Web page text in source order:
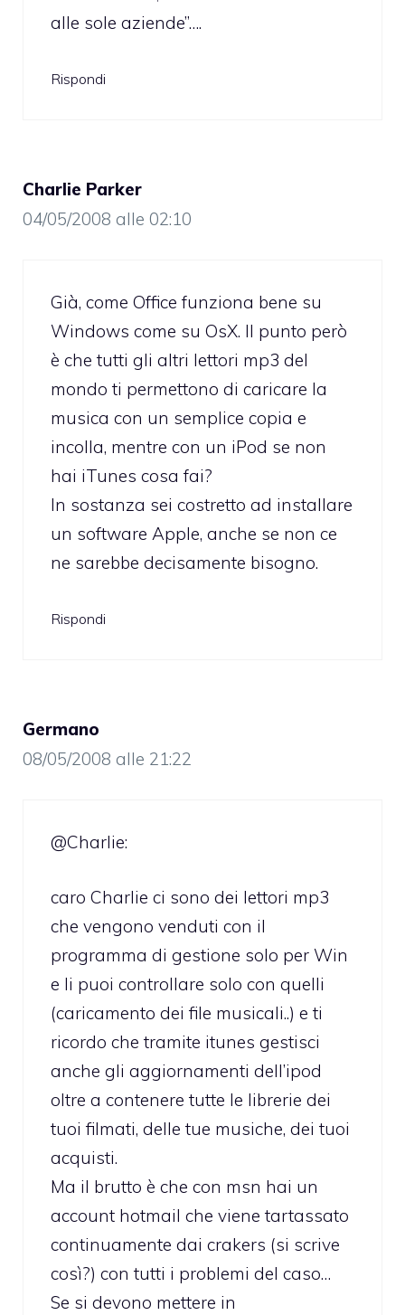
alle sole aziende”….
Rispondi
Charlie Parker
04/05/2008 alle 02:10
Già, come Office funziona bene su
Windows come su OsX. Il punto però
è che tutti gli altri lettori mp3 del
mondo ti permettono di caricare la
musica con un semplice copia e
incolla, mentre con un iPod se non
hai iTunes cosa fai?
In sostanza sei costretto ad installare
un software Apple, anche se non ce
ne sarebbe decisamente bisogno.
Rispondi
Germano
08/05/2008 alle 21:22
@Charlie:
caro Charlie ci sono dei lettori mp3
che vengono venduti con il
programma di gestione solo per Win
e li puoi controllare solo con quelli
(caricamento dei file musicali..) e ti
ricordo che tramite itunes gestisci
anche gli aggiornamenti dell’ipod
oltre a contenere tutte le librerie dei
tuoi filmati, delle tue musiche, dei tuoi
acquisti.
Ma il brutto è che con msn hai un
account hotmail che viene tartassato
continuamente dai crakers (si scrive
così?) con tutti i problemi del caso…
Se si devono mettere in